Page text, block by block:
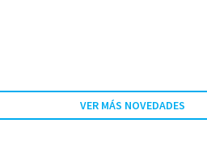
VER MÁS NOVEDADES